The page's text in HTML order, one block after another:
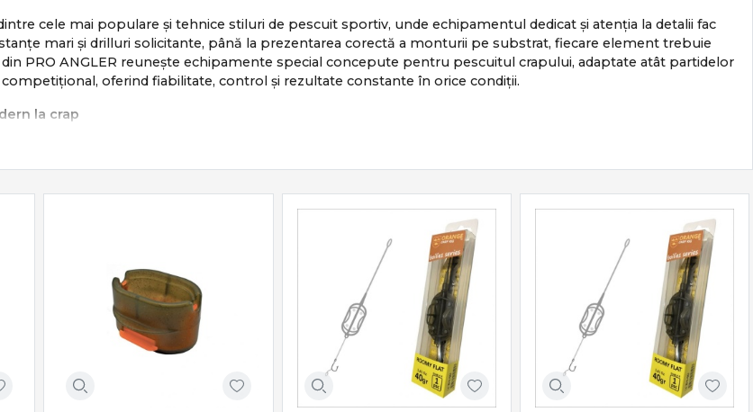
cele mai populare și tehnice stiluri de pescuit sportiv, unde echipamentul dedicat și atenția la detalii fac
mari și drilluri solicitante, până la prezentarea corectă a monturii pe substrat, fiecare element trebuie
din PRO ANGLER reunește echipamente special concepute pentru pescuitul crapului, adaptate atât partidelor
oferind fiabilitate, control și rezultate constante în orice condiții.
la crap
responsabil
cu tehnica și echipamentul potrivit.
pescuitul la crap
completă de produse dedicate:
și tamburi long cast